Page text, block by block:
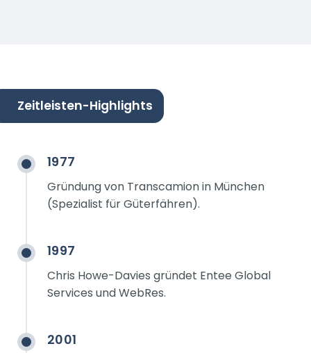
Zeitleisten-Highlights
1977
Gründung von Transcamion in München
(Spezialist für Güterfähren).
1997
Chris Howe-Davies gründet Entee Global
Services und WebRes.
2001